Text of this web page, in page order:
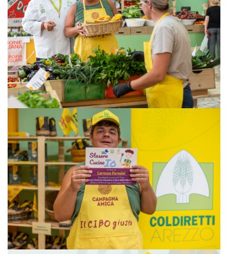
VISUALIZZA
VISUALIZZA